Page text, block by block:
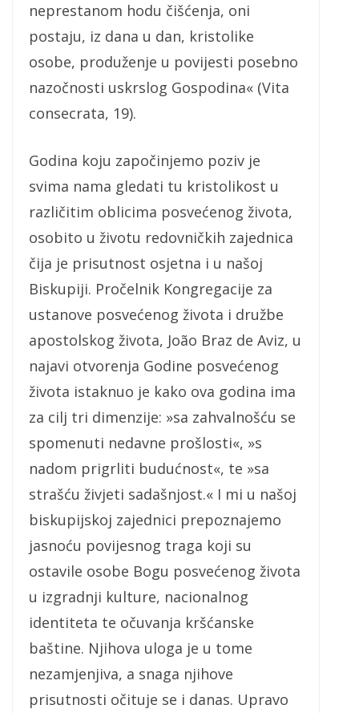
neprestanom hodu čišćenja, oni
postaju, iz dana u dan, kristolike
osobe, produženje u povijesti posebno
nazočnosti uskrslog Gospodina« (Vita
consecrata, 19).
Godina koju započinjemo poziv je
svima nama gledati tu kristolikost u
različitim oblicima posvećenog života,
osobito u životu redovničkih zajednica
čija je prisutnost osjetna i u našoj
Biskupiji. Pročelnik Kongregacije za
ustanove posvećenog života i družbe
apostolskog života, João Braz de Aviz, u
najavi otvorenja Godine posvećenog
života istaknuo je kako ova godina ima
za cilj tri dimenzije: »sa zahvalnošću se
spomenuti nedavne prošlosti«, »s
nadom prigrliti budućnost«, te »sa
strašću živjeti sadašnjost.« I mi u našoj
biskupijskoj zajednici prepoznajemo
jasnoću povijesnog traga koji su
ostavile osobe Bogu posvećenog života
u izgradnji kulture, nacionalnog
identiteta te očuvanja kršćanske
baštine. Njihova uloga je u tome
nezamjenjiva, a snaga njihove
prisutnosti očituje se i danas. Upravo